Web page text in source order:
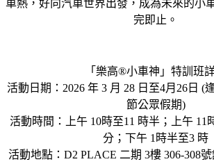
車熱，好向汽車世界出發，成為未來的小
完即止。
「樂高®小車神」特訓班
活動日期：2026 年 3 月 28 日至4月26日 (
節公眾假期)
活動時間：上午 10時至11 時半；上午 11
分；下午 1時半至3 時
活動地點：D2 PLACE 二期 3樓 306-308